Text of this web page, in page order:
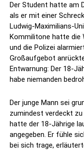
Der Student hatte am
als er mit einer
Ludwig-Maximilians-
Kommilitone hatte die
und die Polizei
Großaufgebot
Entwarnung: Der 18-
habe niemanden
Der junge Mann sei
zumindest verdeckt
hatte der 18-Jährige
angegeben. Er fühle
bei sich trage,